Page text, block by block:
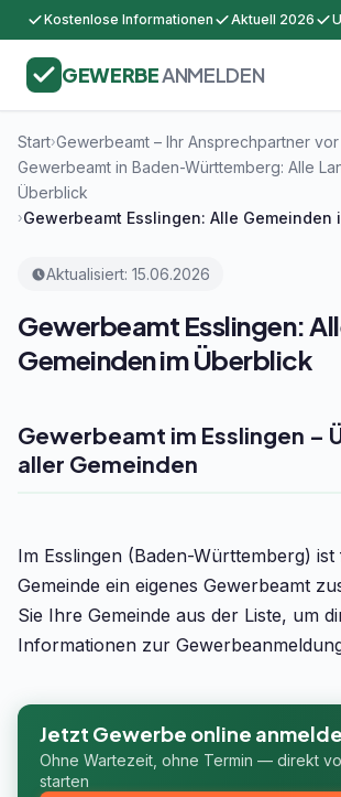
Kostenlose Informationen Aktuell 2026
GEWERBEANMELDEN
Start›Gewerbeamt – Ihr Ansprechpartner
Gewerbeamt in Baden-Württemberg: Alle
Überblick
›Gewerbeamt Esslingen: Alle Gemeinden
Aktualisiert: 15.06.2026
Gewerbeamt Esslingen:
Gemeinden im Überblick
Gewerbeamt im Esslingen –
aller Gemeinden
Im Esslingen (Baden-Württemberg) ist
Gemeinde ein eigenes Gewerbeamt
Sie Ihre Gemeinde aus der Liste, um
Informationen zur
Jetzt Gewerbe online
Ohne Wartezeit, ohne Termin — direkt
starten